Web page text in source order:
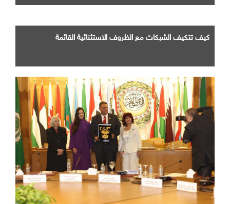
كيف تتكيف الشبكات مع الظروف الاستثنائية القائمة